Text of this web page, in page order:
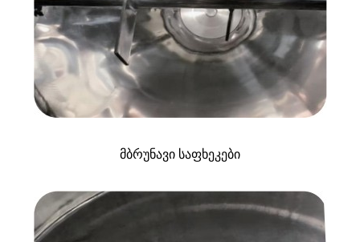
მბრუნავი საფხეკები